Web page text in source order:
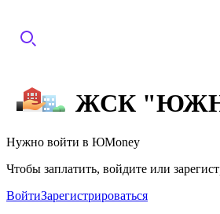
ЖСК
Нужно войти в ЮMoney
Чтобы заплатить, войдите или
ВойтиЗарегистрироваться